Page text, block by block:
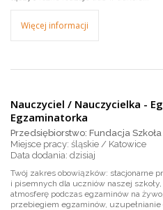
Więcej informacji
Nauczyciel / Nauczycielka -
Egzaminatorka
Przedsiębiorstwo: Fundacja
Miejsce pracy: śląskie / Katowice
dzisiaj
Twój zakres obowiązków: stacjonarne
i pisemnych dla uczniów naszej
atmosferę podczas egzaminów na
przebiegiem egzaminów,